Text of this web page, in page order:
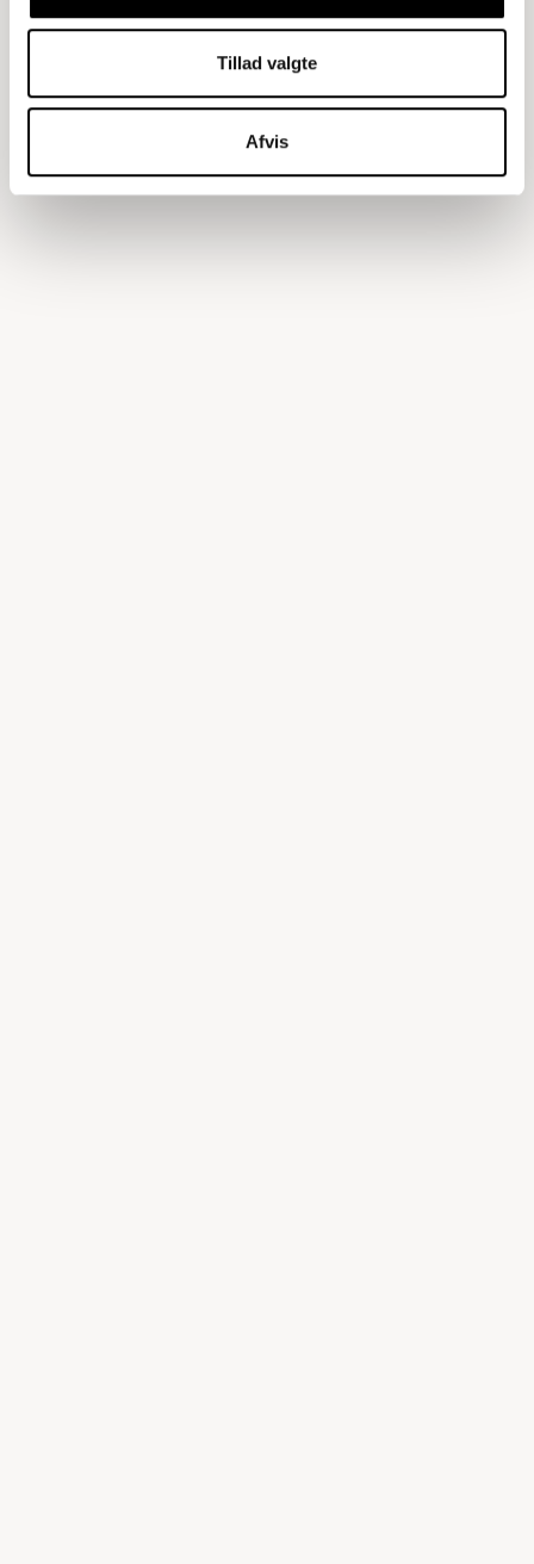
Tillad valgte
Afvis